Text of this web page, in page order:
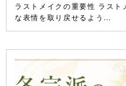
ラストメイクの重要性 ラス
な表情を取り戻せるよう…